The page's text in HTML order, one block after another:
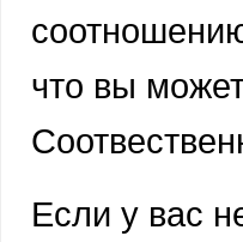
что вы
Если у вас